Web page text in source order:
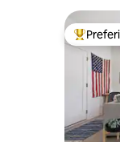
EV
Entre